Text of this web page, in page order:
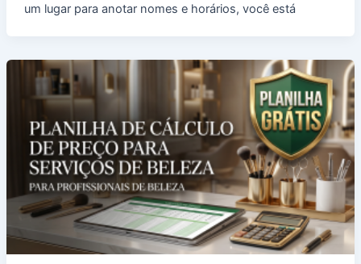
um lugar para anotar nomes e horários, você está